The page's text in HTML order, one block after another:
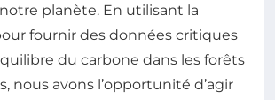
planète. En utilisant la
fournir des données critiques
du carbone dans les forêts
nous avons l’opportunité d’agir